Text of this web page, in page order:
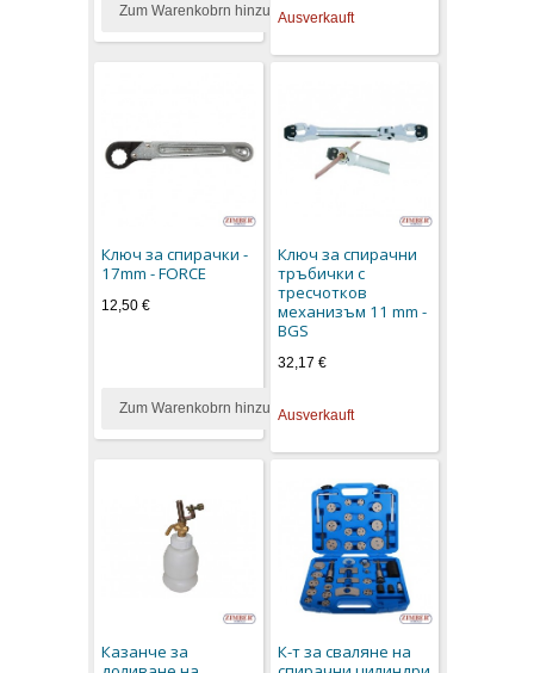
Zum Warenkobrn hinzufügenAusverkauft
Ключ за спирачки -
17mm - FORCE
12,50 €
Zum Warenkobrn hinzufügen
Ключ за спирачни
тръбички с
тресчотков
механизъм 11 mm -
BGS
32,17 €
Ausverkauft
Казанче за
К-т за сваляне на